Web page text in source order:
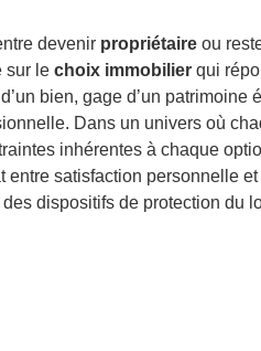
devenir propriétaire ou
sur le choix immobilier qui
bien, gage d’un
Dans un univers où
inhérentes à chaque
satisfaction personnelle
dispositifs de protection du